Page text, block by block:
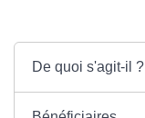
De quoi s'agit-il ?